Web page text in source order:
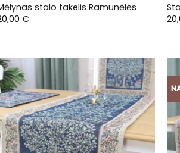
stalo takelis Ramunėlės
€